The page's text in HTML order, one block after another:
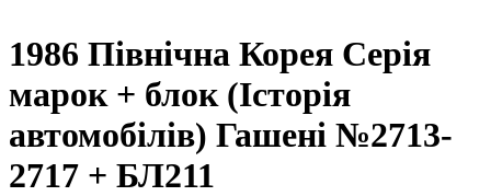
1986 Північна Корея Серія
марок + блок (Історія
автомобілів) Гашені №2713-
2717 + БЛ211